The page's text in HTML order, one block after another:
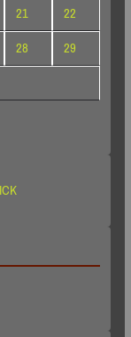
21
22
28
29